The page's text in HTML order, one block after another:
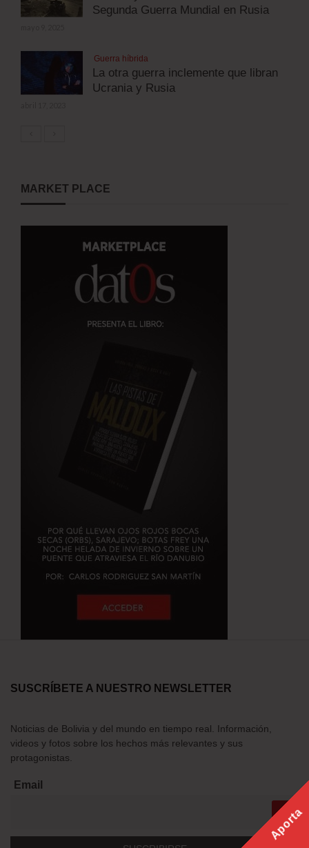
Segunda Guerra Mundial en Rusia
Guerra híbrida
La otra guerra inclemente que libran
Ucrania y Rusia
MARKET PLACE
SUSCRÍBETE A NUESTRO NEWSLETTER
Noticias de Bolivia y del mundo en tiempo real. Información,
videos y fotos sobre los hechos más relevantes y sus
protagonistas.
Email
Aporta